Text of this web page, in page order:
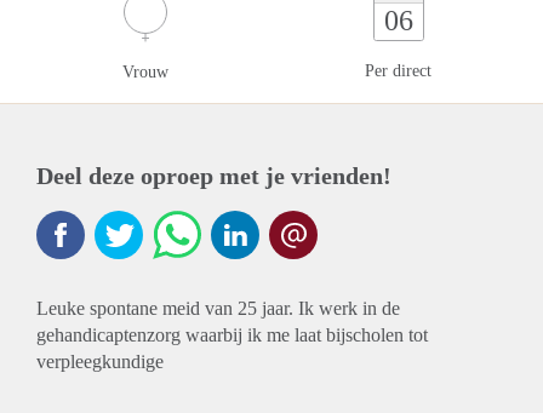
Vrouw
06
Per direct
Deel deze oproep met je vrienden!
Leuke spontane meid van 25 jaar. Ik werk in de
gehandicaptenzorg waarbij ik me laat bijscholen tot
verpleegkundige